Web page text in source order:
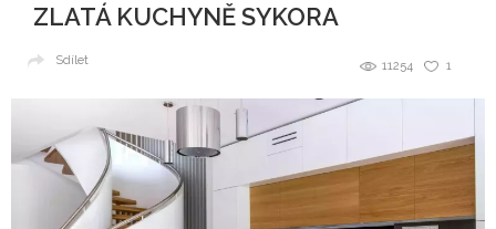
ZLATÁ KUCHYNĚ SYKORA
1
11254
Sdílet